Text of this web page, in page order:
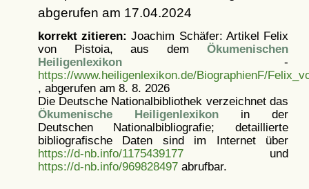
abgerufen am 17.04.2024
korrekt zitieren: Joachim Schäfer: Artikel Felix
von Pistoia, aus dem Ökumenischen
Heiligenlexikon-
https://www.heiligenlexikon.de/BiographienF/
, abgerufen am 8. 8. 2026
Die Deutsche Nationalbibliothek verzeichnet das
Ökumenische Heiligenlexikonin der
Deutschen Nationalbibliografie; detaillierte
bibliografische Daten sind im Internet über
https://d-nb.info/1175439177und
https://d-nb.info/969828497abrufbar.